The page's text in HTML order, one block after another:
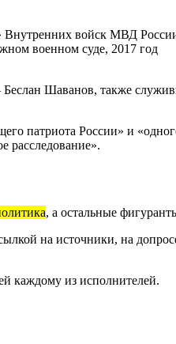
Внутренних войск МВД
военном суде, 2017 год
Шаванов, также
патриота России» и
расследование».
, а остальные
на источники, на
каждому из исполнителей.